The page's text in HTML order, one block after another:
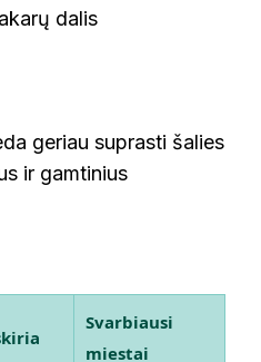
dalis
geriau suprasti šalies
ir gamtinius
Svarbiausi
miestai